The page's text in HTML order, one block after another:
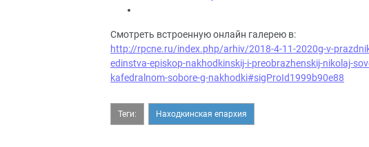
Смотреть встроенную онлайн галерею в:
http://rpcne.ru/index.php/arhiv/2018-4-11-2020g-v-
edinstva-episkop-nakhodkinskij-i-preobrazhenskij-nikolaj-
kafedralnom-sobore-g-nakhodki#sigProId1999b90e88
Теги: Находкинская епархия